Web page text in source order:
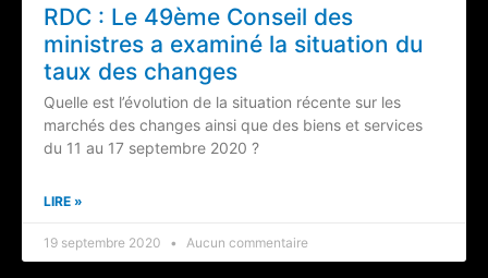
RDC : Le 49ème Conseil des
ministres a examiné la situation du
taux des changes
Quelle est l’évolution de la situation récente sur les
marchés des changes ainsi que des biens et services
du 11 au 17 septembre 2020 ?
LIRE »
19 septembre 2020 Aucun commentaire